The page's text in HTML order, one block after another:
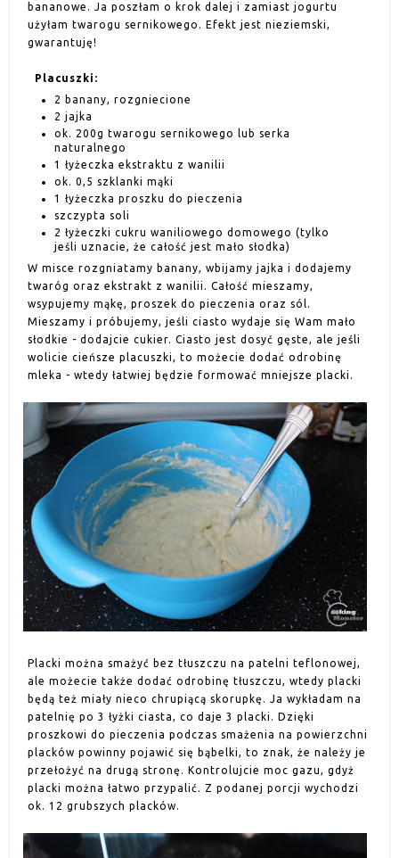
bananowe. Ja poszłam o krok dalej i zamiast jogurtu
użyłam twarogu sernikowego. Efekt jest nieziemski,
gwarantuję!
Placuszki:
2 banany, rozgniecione
2 jajka
ok. 200g twarogu sernikowego lub serka
naturalnego
1 łyżeczka ekstraktu z wanilii
ok. 0,5 szklanki mąki
1 łyżeczka proszku do pieczenia
szczypta soli
2 łyżeczki cukru waniliowego domowego (tylko
jeśli uznacie, że całość jest mało słodka)
W misce rozgniatamy banany, wbijamy jajka i dodajemy
twaróg oraz ekstrakt z wanilii. Całość mieszamy,
wsypujemy mąkę, proszek do pieczenia oraz sól.
Mieszamy i próbujemy, jeśli ciasto wydaje się Wam mało
słodkie - dodajcie cukier. Ciasto jest dosyć gęste, ale jeśli
wolicie cieńsze placuszki, to możecie dodać odrobinę
mleka - wtedy łatwiej będzie formować mniejsze placki.
Placki można smażyć bez tłuszczu na patelni teflonowej,
ale możecie także dodać odrobinę tłuszczu, wtedy placki
będą też miały nieco chrupiącą skorupkę. Ja wykładam na
patelnię po 3 łyżki ciasta, co daje 3 placki. Dzięki
proszkowi do pieczenia podczas smażenia na powierzchni
placków powinny pojawić się bąbelki, to znak, że należy je
przełożyć na drugą stronę. Kontrolujcie moc gazu, gdyż
placki można łatwo przypalić. Z podanej porcji wychodzi
ok. 12 grubszych placków.